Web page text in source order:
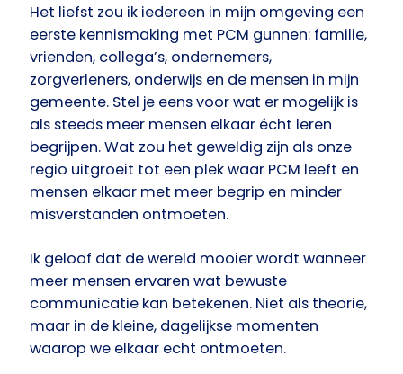
Het liefst zou ik iedereen in mijn omgeving een
eerste kennismaking met PCM gunnen: familie,
vrienden, collega’s, ondernemers,
zorgverleners, onderwijs en de mensen in mijn
gemeente. Stel je eens voor wat er mogelijk is
als steeds meer mensen elkaar écht leren
begrijpen. Wat zou het geweldig zijn als onze
regio uitgroeit tot een plek waar PCM leeft en
mensen elkaar met meer begrip en minder
misverstanden ontmoeten.
Ik geloof dat de wereld mooier wordt wanneer
meer mensen ervaren wat bewuste
communicatie kan betekenen. Niet als theorie,
maar in de kleine, dagelijkse momenten
waarop we elkaar echt ontmoeten.